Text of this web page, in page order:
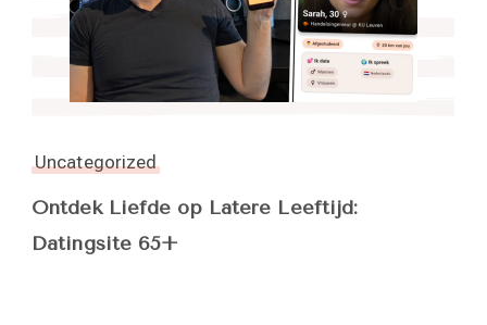
Uncategorized
Ontdek Liefde op Latere Leeftijd:
Datingsite 65+